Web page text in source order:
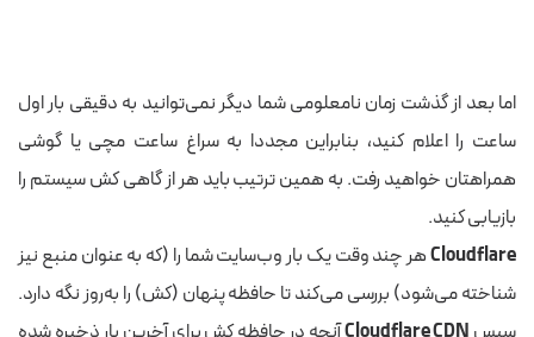
اما بعد از گذشت زمان نامعلومی شما دیگر نمی‌توانید به دقیقی بار اول
ساعت را اعلام کنید، بنابراین مجددا به سراغ ساعت مچی یا گوشی
همراهتان خواهید رفت. به همین ترتیب باید هر از گاهی کش سیستم را
بازیابی کنید.
Cloudflareهر چند وقت یک بار وب‌سایت شما را (که به عنوان منبع نیز
شناخته می‌شود) بررسی می‌کند تا حافظه پنهان (کش) را به‌روز نگه دارد.